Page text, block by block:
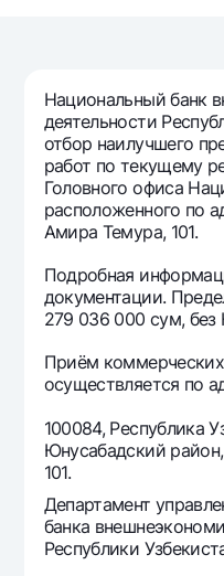
Золотые слитки от
Серебряный
Visa FIFA
Mastercard
Зарплатные
Garmin pay
Тарифы
Акции
Мобильное
Часто
Ищите по сайту
Найти
Полезные ссылки
Часто задаваемые
Пресс-центр
Офисы и банкоматы
Согласие на
Национальный банк
деятельности
отбор наилучшего
работ по текущему
Головного офиса
расположенного по
Амира Темура, 101.
Подробная
документации.
279 036 000 сум,
Приём
осуществляется по
100084, Республика
Юнусабадский
101.
Департамент
банка
Республики